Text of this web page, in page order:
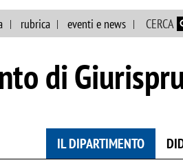
rubrica eventi e news CERCA
di
IL DIPARTIMENTO